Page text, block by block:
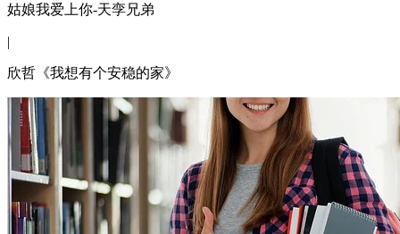
姑娘我爱上你-天孪兄弟
|
欣哲《我想有个安稳的家》